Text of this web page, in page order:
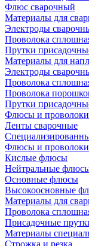
Флюс сварочный
Материалы для
Электроды
Проволока
Прутки
Материалы для
Электроды
Проволока
Проволока
Прутки
Флюсы и проволоки
Ленты сварочные
Флюсы и проволоки
Кислые флюсы
Нейтральные
Основные флюсы
Высокоосновные
Материалы для
Проволока
Присадочные
Материалы
Строжка и резка